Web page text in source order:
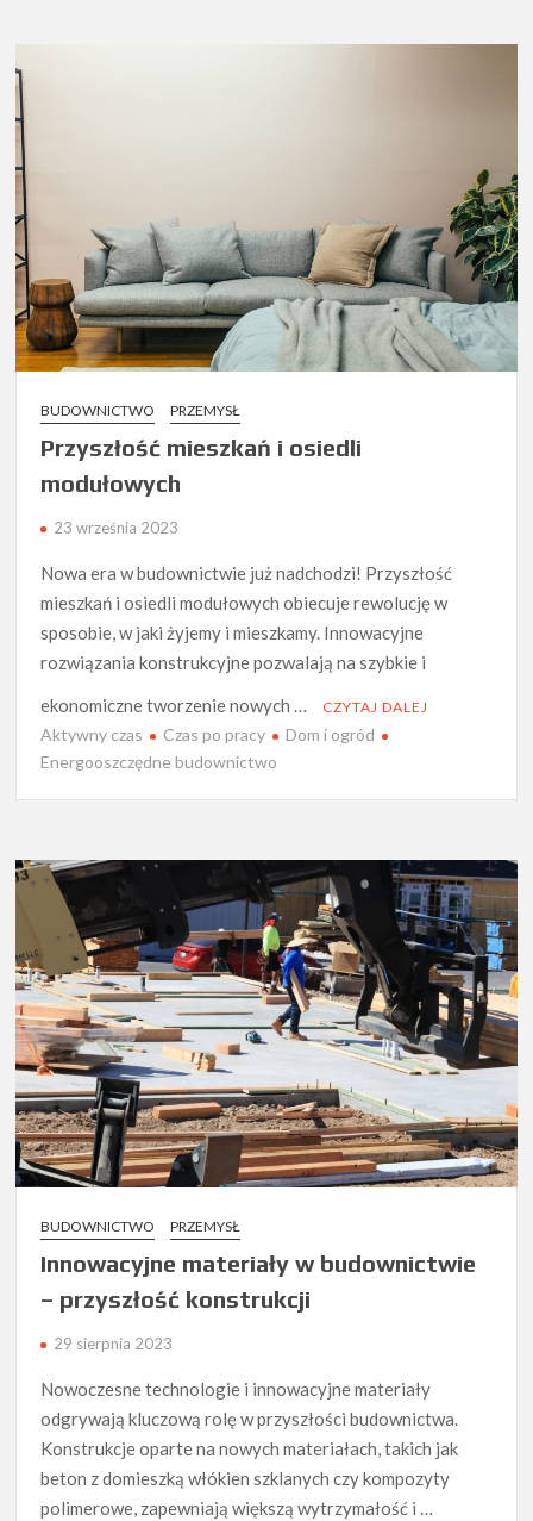
BUDOWNICTWO PRZEMYSŁ
Przyszłość mieszkań i osiedli
modułowych
23 września 2023
Nowa era w budownictwie już nadchodzi! Przyszłość
mieszkań i osiedli modułowych obiecuje rewolucję w
sposobie, w jaki żyjemy i mieszkamy. Innowacyjne
rozwiązania konstrukcyjne pozwalają na szybkie i
ekonomiczne tworzenie nowych …
CZYTAJ DALEJ
Aktywny czas Czas po pracy
Dom i ogród
Energooszczędne budownictwo
BUDOWNICTWO PRZEMYSŁ
Innowacyjne materiały w budownictwie
– przyszłość konstrukcji
29 sierpnia 2023
Nowoczesne technologie i innowacyjne materiały
odgrywają kluczową rolę w przyszłości budownictwa.
Konstrukcje oparte na nowych materiałach, takich jak
beton z domieszką włókien szklanych czy kompozyty
polimerowe, zapewniają większą wytrzymałość i …